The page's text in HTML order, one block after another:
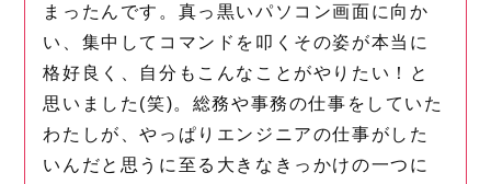
まったんです。真っ黒いパソコン画面に向か
い、集中してコマンドを叩くその姿が本当に
格好良く、自分もこんなことがやりたい！と
思いました(笑)。総務や事務の仕事をしていた
わたしが、やっぱりエンジニアの仕事がした
いんだと思うに至る大きなきっかけの一つに